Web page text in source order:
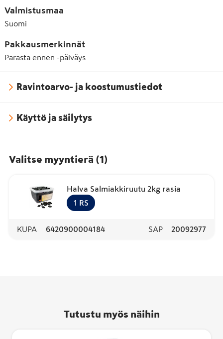
Valmistusmaa
Suomi
Pakkausmerkinnät
Parasta ennen -päiväys
Ravintoarvo- ja koostumustiedot
Käyttö ja säilytys
Valitse myyntierä (1)
Halva Salmiakkiruutu 2kg rasia
1 RS
KUPA 6420900004184 SAP 20092977
Tutustu myös näihin